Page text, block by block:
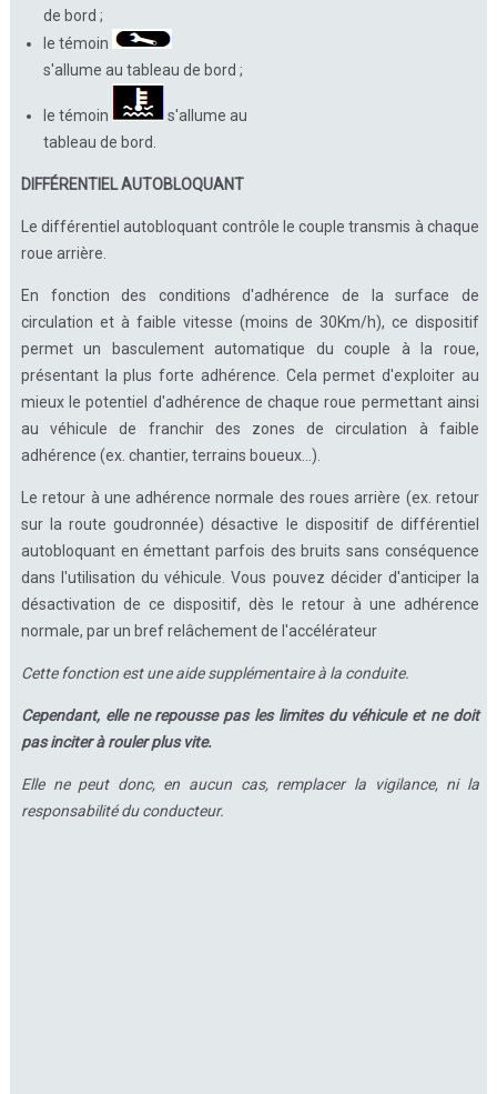
de bord ;
le témoin
s'allume au tableau de bord ;
le témoin
s'allume au
tableau de bord.
DIFFÉRENTIEL AUTOBLOQUANT
Le différentiel autobloquant contrôle le couple transmis à chaque
roue arrière.
En fonction des conditions d'adhérence de la surface de
circulation et à faible vitesse (moins de 30Km/h), ce dispositif
permet un basculement automatique du couple à la roue,
présentant la plus forte adhérence. Cela permet d'exploiter au
mieux le potentiel d'adhérence de chaque roue permettant ainsi
au véhicule de franchir des zones de circulation à faible
adhérence (ex. chantier, terrains boueux...).
Le retour à une adhérence normale des roues arrière (ex. retour
sur la route goudronnée) désactive le dispositif de différentiel
autobloquant en émettant parfois des bruits sans conséquence
dans l'utilisation du véhicule. Vous pouvez décider d'anticiper la
désactivation de ce dispositif, dès le retour à une adhérence
normale, par un bref relâchement de l'accélérateur
Cette fonction est une aide supplémentaire à la conduite.
Cependant, elle ne repousse pas les limites du véhicule et ne doit
pas inciter à rouler plus vite.
Elle ne peut donc, en aucun cas, remplacer la vigilance, ni la
responsabilité du conducteur.